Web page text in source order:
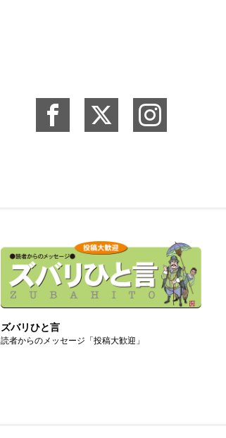
ズバリひと言
読者からのメッセージ「投稿大歓迎」